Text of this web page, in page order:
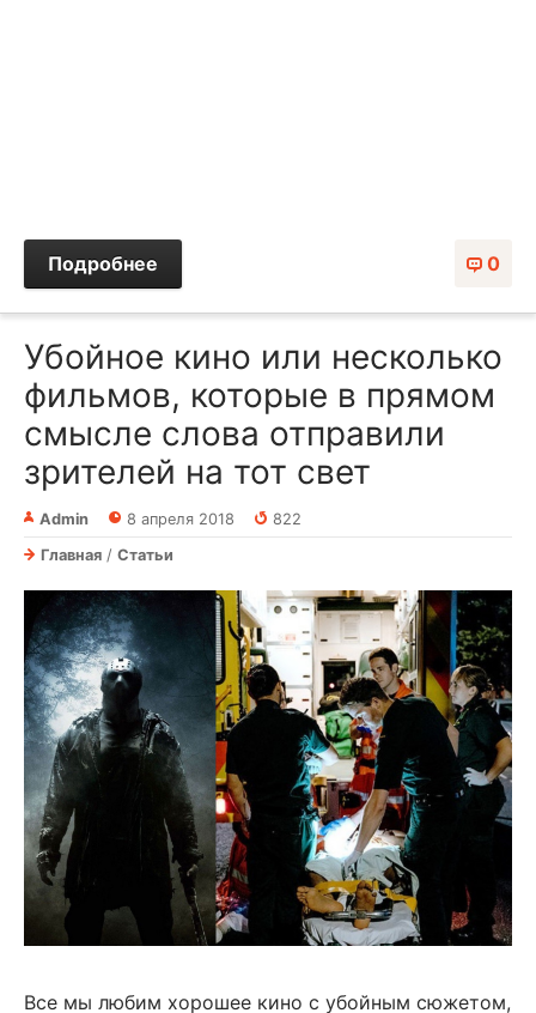
0
Подробнее
Убойное кино или несколько
фильмов, которые в прямом
смысле слова отправили
зрителей на тот свет
Admin 8 апреля 2018
822
Главная / Статьи
Все мы любим хорошее кино с убойным сюжетом,